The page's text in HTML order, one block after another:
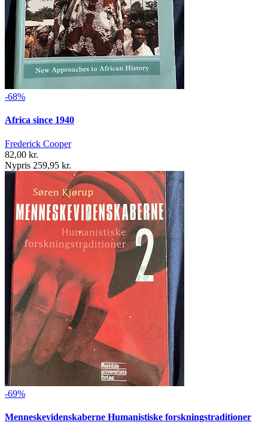
-68%
Africa since 1940
Frederick Cooper
82,00 kr.
Nypris 259,95 kr.
-69%
Menneskevidenskaberne Humanistiske forskningstraditioner